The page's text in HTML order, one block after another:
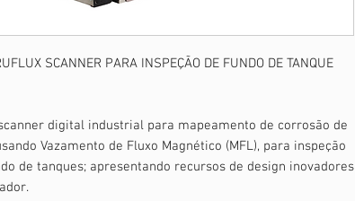
SCANNER PARA INSPEÇÃO DE FUNDO DE TANQUE
digital industrial para mapeamento de corrosão de
Vazamento de Fluxo Magnético (MFL), para inspeção
de tanques; apresentando recursos de design inovadores